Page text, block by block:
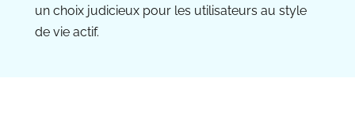
un choix judicieux pour les utilisateurs au style
de vie actif.